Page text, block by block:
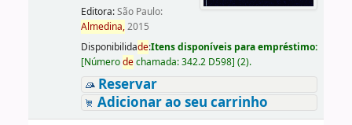
Editora:São Paulo:
Almedina,2015
Disponibilidade:Itens disponíveis para empréstimo:
[Númerodechamada:342.2 D598] (2).
Reservar
Adicionar ao seu carrinho